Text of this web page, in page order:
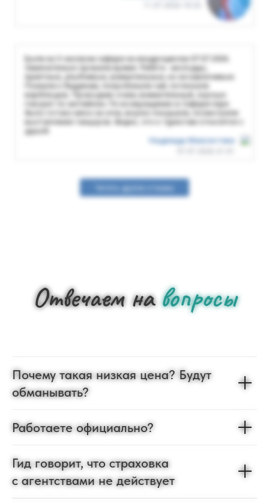
Надежда Максютова
Были на 3-часовом сафари на квадроциклах 07.07.2026.
Замечательно провели время. Ребята - молодцы,
приятные, улыбчивые, внимательные, но не навязчивые.
Поехали к бедуинам, попробовали чай, потискали
верблюдов. Проводник очень внимательный, хорошо
говорит по английски. По возвращению в Сафари-парк
было готово мясо на огне, вкусно покушали, посмотрели
выступление танцоров. Видно, что к туристам относятся с
душой.
Читать другие отзывы
Отвечаем навопросы
Почему такая низкая цена? Будут
обманывать?
Работаете официально?
Гид говорит, что страховка
с агентствами не действует